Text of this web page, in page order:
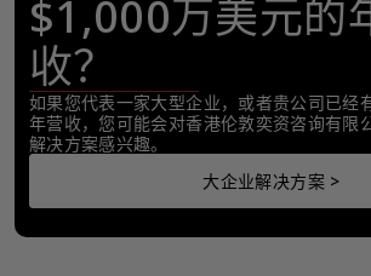
$1,000万美元的
收？
如果您代表一家大型企业，或者贵公司已经
年营收，您可能会对香港伦敦奕资咨询有限
解决方案感兴趣。
大企业解决方案 >